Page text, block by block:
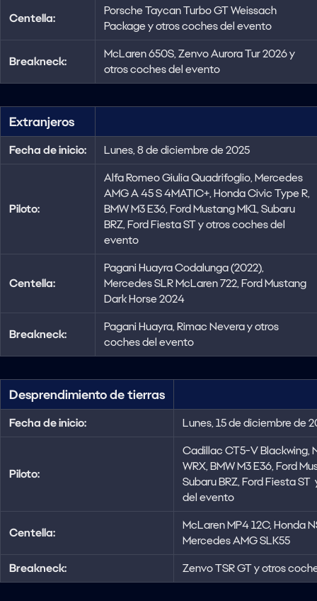
Centella:
Porsche Taycan Turbo GT Weissach
Package y otros coches del evento
Breakneck:
McLaren 650S, Zenvo Aurora Tur 2026 y
otros coches del evento
Extranjeros
Fecha de inicio: Lunes, 8 de diciembre de 2025
Piloto:
Alfa Romeo Giulia Quadrifoglio, Mercedes
AMG A 45 S 4MATIC+, Honda Civic Type R,
BMW M3 E36, Ford Mustang MK1, Subaru
BRZ, Ford Fiesta ST y otros coches del
evento
Centella:
Pagani Huayra Codalunga (2022),
Mercedes SLR McLaren 722, Ford Mustang
Dark Horse 2024
Breakneck:
Pagani Huayra, Rimac Nevera y otros
coches del evento
Desprendimiento de tierras
Fecha de inicio: Lunes, 15 de diciembre de
Piloto:
Cadillac CT5-V Blackwing,
WRX, BMW M3 E36, Ford
Subaru BRZ, Ford Fiesta
del evento
Centella:
McLaren MP4 12C, Honda
Mercedes AMG SLK55
Breakneck:
Zenvo TSR GT y otros